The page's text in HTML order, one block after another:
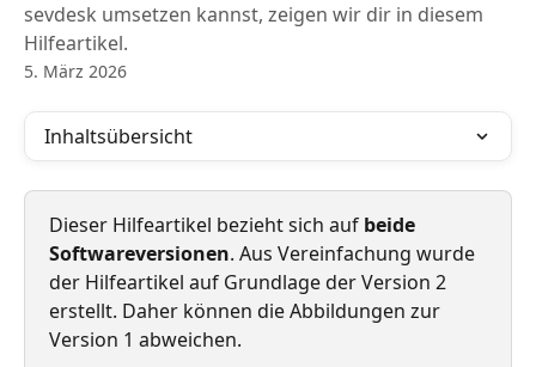
sevdesk umsetzen kannst, zeigen wir dir in diesem
Hilfeartikel.
5. März 2026
Inhaltsübersicht
Dieser Hilfeartikel bezieht sich auf beide
Softwareversionen. Aus Vereinfachung wurde
der Hilfeartikel auf Grundlage der Version 2
erstellt. Daher können die Abbildungen zur
Version 1 abweichen.